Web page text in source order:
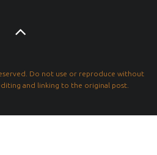
Do not use or reproduce without
and linking to the original post.